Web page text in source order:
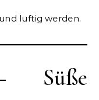
luftig werden.
Süße